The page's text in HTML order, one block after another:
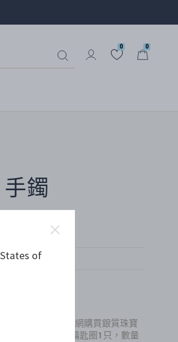
0 0
鐲
日起至31號止，官網購買銀質珠寶
贈品牌經典愛心鑰匙圈1只，數量
of